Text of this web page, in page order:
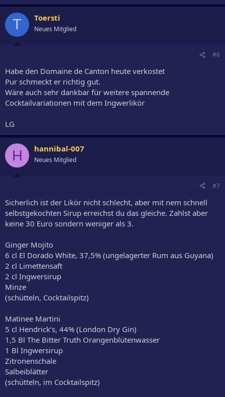
T Toersti
Neues Mitglied
#6
Habe den Domaine de Canton heute verkostet
Pur schmeckt er richtig gut.
Wäre auch sehr dankbar für weitere spannende
Cocktailvariationen mit dem Ingwerlikör
LG
H hannibal-007
Neues Mitglied
#7
Sicherlich ist der Likör nicht schlecht, aber mit nem schnell
selbstgekochten Sirup erreichst du das gleiche. Zahlst aber
keine 30 Euro sondern weniger als 3.
Ginger Mojito
6 cl El Dorado White, 37,5% (ungelagerter Rum aus Guyana)
2 cl Limettensaft
2 cl Ingwersirup
Minze
(schütteln, Cocktailspitz)
Matinee Martini
5 cl Hendrick‘s, 44% (London Dry Gin)
1,5 Bl The Bitter Truth Orangenblütenwasser
1 Bl Ingwersirup
Zitronenschale
Salbeiblätter
(schütteln, im Cocktailspitz)